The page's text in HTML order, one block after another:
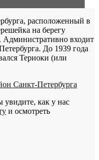
расположенный в
на берегу
Административно входит
До 1939 года
Териоки (или
увидите, как у нас
и осмотреть